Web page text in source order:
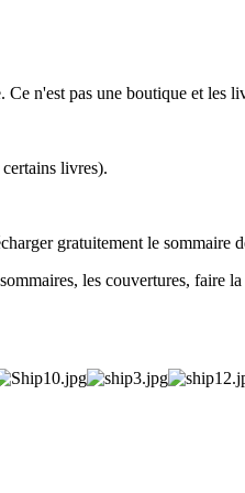
n'est pas une boutique et les
livres).
gratuitement le sommaire
les couvertures, faire